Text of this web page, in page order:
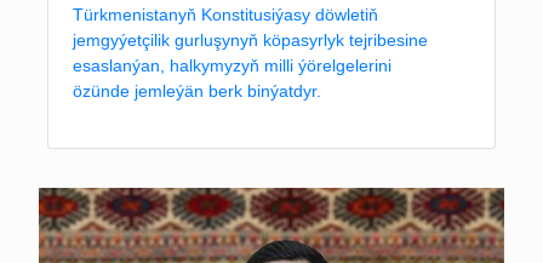
Türkmenistanyň Konstitusiýasy döwletiň
jemgyýetçilik gurluşynyň köpasyrlyk tejribesine
esaslanýan, halkymyzyň milli ýörelgelerini
özünde jemleýän berk binýatdyr.